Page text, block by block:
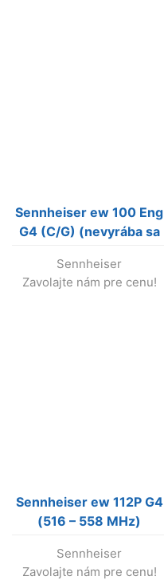
Sennheiser ew 100 Eng
G4 (C/G) (nevyrába sa
Sennheiser
Zavolajte nám pre cenu!
Sennheiser ew 112P G4
(516 – 558 MHz)
set (nevyrába sa !)
Sennheiser
Zavolajte nám pre cenu!